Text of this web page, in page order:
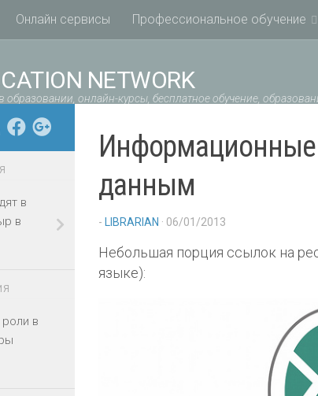
Онлайн сервисы Профессиональное обучение
NETWORK
образовании, онлайн-курсы, бесплатное обучение,
данным
- LIBRARIAN · 06/01/2013
Небольшая порция ссылок на
языке):
в
в
в